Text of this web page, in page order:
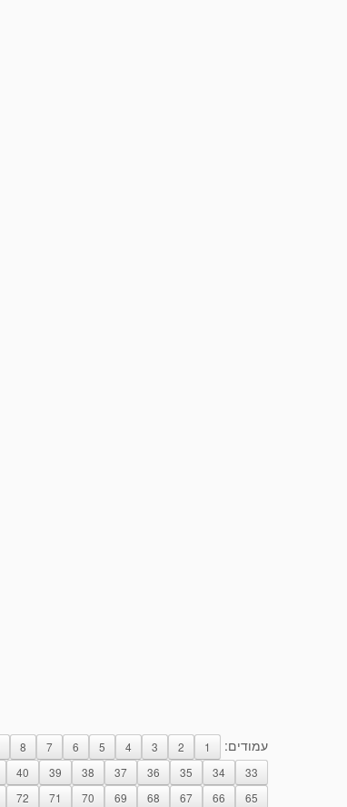
עמודים: 1
2
3
4
5
6
7
8
33
34
35
36
37
38
39
40
65
66
67
68
69
70
71
72